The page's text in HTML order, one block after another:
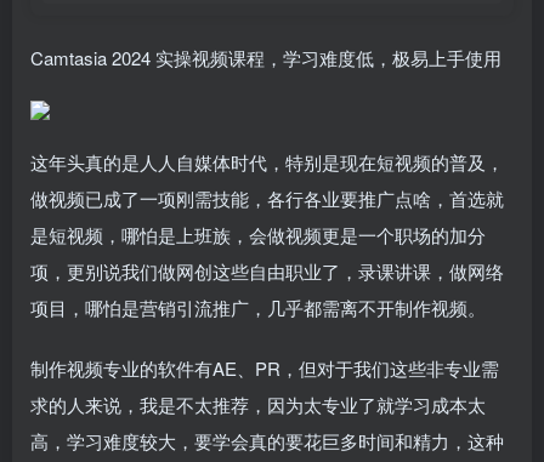
Camtasia 2024 实操视频课程，学习难度低，极易上手使用
这年头真的是人人自媒体时代，特别是现在短视频的普及，
做视频已成了一项刚需技能，各行各业要推广点啥，首选就
是短视频，哪怕是上班族，会做视频更是一个职场的加分
项，更别说我们做网创这些自由职业了，录课讲课，做网络
项目，哪怕是营销引流推广，几乎都需离不开制作视频。
制作视频专业的软件有AE、PR，但对于我们这些非专业需
求的人来说，我是不太推荐，因为太专业了就学习成本太
高，学习难度较大，要学会真的要花巨多时间和精力，这种